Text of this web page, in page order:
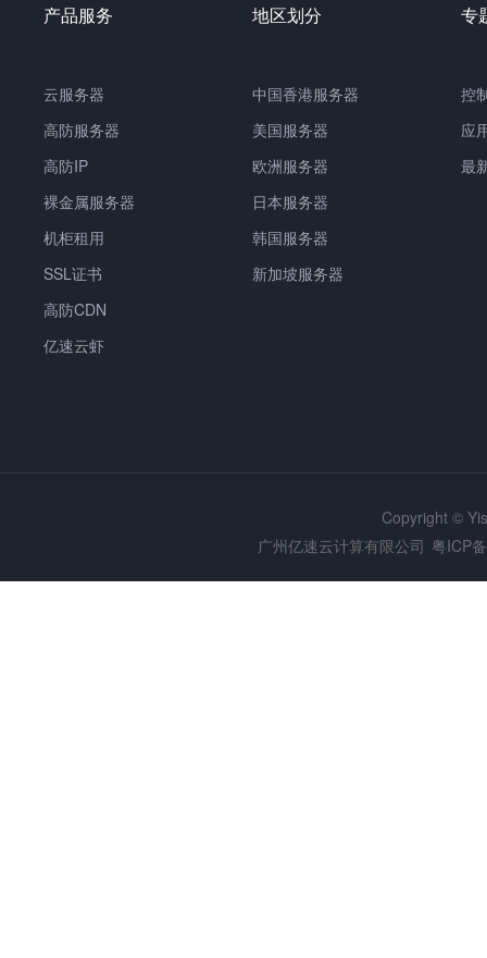
产品服务
云服务器
高防服务器
高防IP
裸金属服务器
机柜租用
SSL证书
高防CDN
亿速云虾
地区划分
中国香港服务器
美国服务器
欧洲服务器
日本服务器
韩国服务器
新加坡服务器
专
控
应
最
Copyright ©
广州亿速云计算有限公司 粤ICP